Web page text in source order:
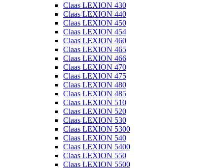
Claas LEXION 430
Claas LEXION 440
Claas LEXION 450
Claas LEXION 454
Claas LEXION 460
Claas LEXION 465
Claas LEXION 466
Claas LEXION 470
Claas LEXION 475
Claas LEXION 480
Claas LEXION 485
Claas LEXION 510
Claas LEXION 520
Claas LEXION 530
Claas LEXION 5300
Claas LEXION 540
Claas LEXION 5400
Claas LEXION 550
Claas LEXION 5500